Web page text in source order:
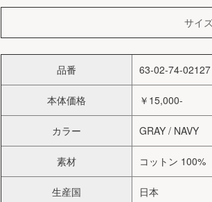
サイ
品番 63-02-74-02127
本体価格 ￥15,000-
カラー GRAY / NAVY
素材 コットン 100%
生産国 日本